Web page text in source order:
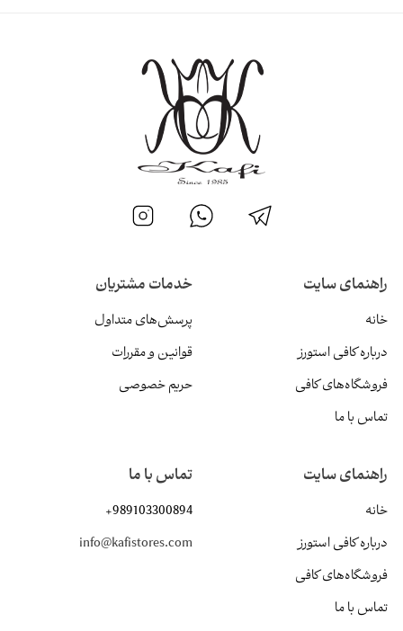
راهنمای سایت
خانه
درباره کافی استورز
فروشگاه‌های کافی
تماس با ما
خدمات مشتریان
پرسش‌های متداول
قوانین و مقررات
حریم خصوصی
راهنمای سایت
خانه
درباره کافی استورز
فروشگاه‌های کافی
تماس با ما
تماس با ما
+989103300894
info@kafistores.com